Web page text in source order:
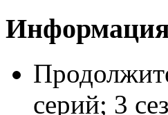
Информация
серий; 3